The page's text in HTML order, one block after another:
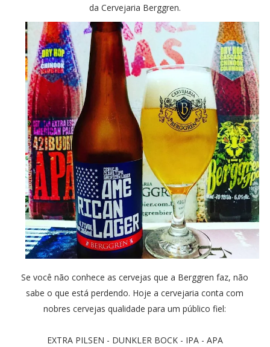
da Cervejaria Berggren.
Se você não conhece as cervejas que a Berggren faz, não
sabe o que está perdendo. Hoje a cervejaria conta com
nobres cervejas qualidade para um público fiel:
EXTRA PILSEN - DUNKLER BOCK - IPA - APA